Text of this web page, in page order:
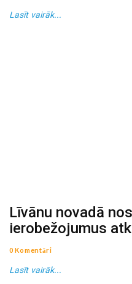
Lasīt vairāk...
Līvānu novadā
ierobežojumus
0 Komentāri
Lasīt vairāk...